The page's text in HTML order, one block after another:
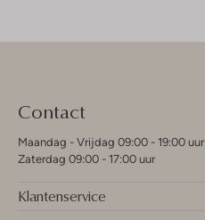
Contact
Maandag - Vrijdag 09:00 - 19:00 uur
Zaterdag 09:00 - 17:00 uur
Klantenservice